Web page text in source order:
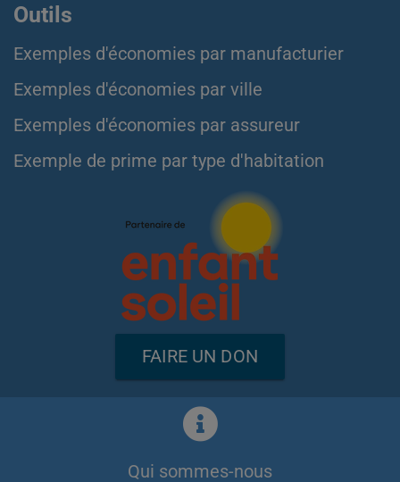
Outils
Exemples d'économies par manufacturier
Exemples d'économies par ville
Exemples d'économies par assureur
Exemple de prime par type d'habitation
FAIRE UN DON
Qui sommes-nous